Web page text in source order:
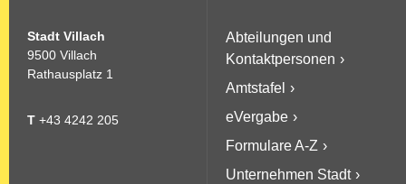
Stadt Villach
9500 Villach
Rathausplatz 1
T +43 4242 205
Abteilungen und
Kontaktpersonen
Amtstafel
eVergabe
Formulare A-Z
Unternehmen Stadt